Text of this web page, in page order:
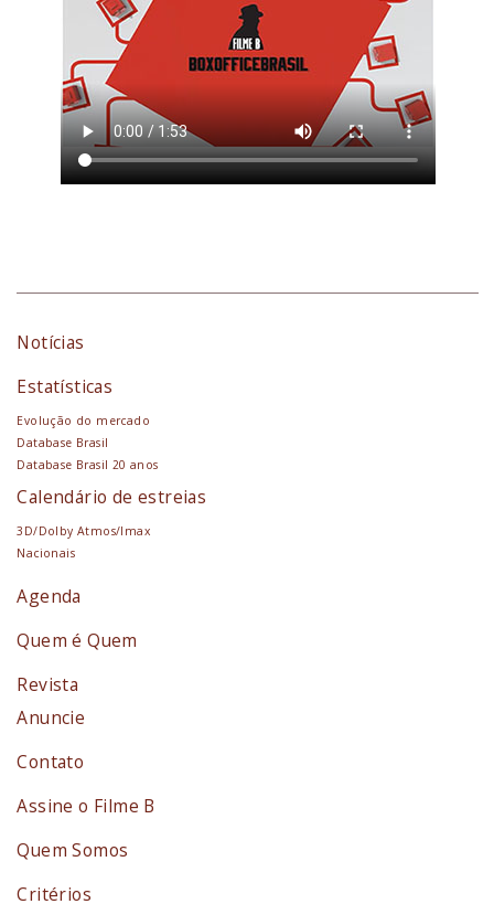
Notícias
Estatísticas
Evolução do mercado
Database Brasil
Database Brasil 20 anos
Calendário de estreias
3D/Dolby Atmos/Imax
Nacionais
Agenda
Quem é Quem
Revista
Anuncie
Contato
Assine o Filme B
Quem Somos
Critérios